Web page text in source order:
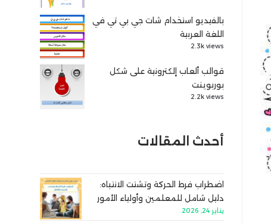
بالفيديو استخدام شات جي بي تي في
اللغة العربية
2.3k views
قوالب ألعاب إلكترونية على شكل
بوربوينت
2.2k views
أحدث المقالات
اضطراب فرط الحركة وتشتت الانتباه:
دليل شامل للمعلمين وأولياء الأمور
يناير 24, 2026